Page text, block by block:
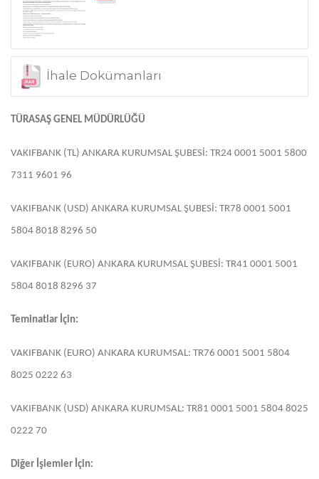
İhale Dokümanları
TÜRASAŞ GENEL MÜDÜRLÜĞÜ
VAKIFBANK (TL) ANKARA KURUMSAL ŞUBESİ: TR24 0001 5001 5800
7311 9601 96
VAKIFBANK (USD) ANKARA KURUMSAL ŞUBESİ: TR78 0001 5001
5804 8018 8296 50
VAKIFBANK (EURO) ANKARA KURUMSAL ŞUBESİ: TR41 0001 5001
5804 8018 8296 37
Teminatlar İçin:
VAKIFBANK (EURO) ANKARA KURUMSAL: TR76 0001 5001 5804
8025 0222 63
VAKIFBANK (USD) ANKARA KURUMSAL: TR81 0001 5001 5804 8025
0222 70
Diğer İşlemler İçin: